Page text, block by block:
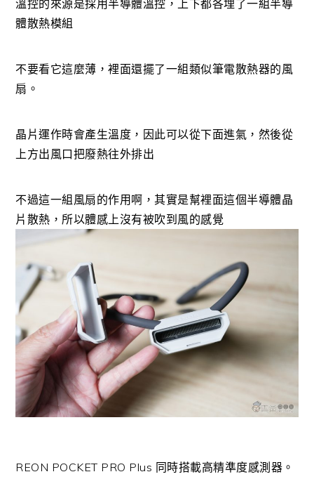
溫控的來源是採用半導體溫控，上下都各埋了一組半導
體散熱模組
不要看它這麼薄，裡面還擺了一組類似筆電散熱器的風
扇。
晶片運作時會產生溫度，因此可以從下面進氣，然後從
上方出風口把廢熱往外排出
不過這一組風扇的作用啊，其實是幫裡面這個半導體晶
片散熱，所以體感上沒有被吹到風的感覺
REON POCKET PRO Plus 同時搭載高精準度感測器。